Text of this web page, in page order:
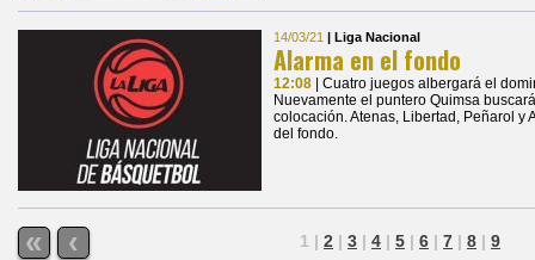
14/03/21 | Liga Nacional
Alarma en el fondo
12:08
| Cuatro juegos albergará el
Nuevamente el puntero Quimsa
colocación. Atenas, Libertad, Peñarol y
del fondo.
« ‹ 1 | 2 | 3 | 4 | 5 | 6 | 7 | 8 | 9